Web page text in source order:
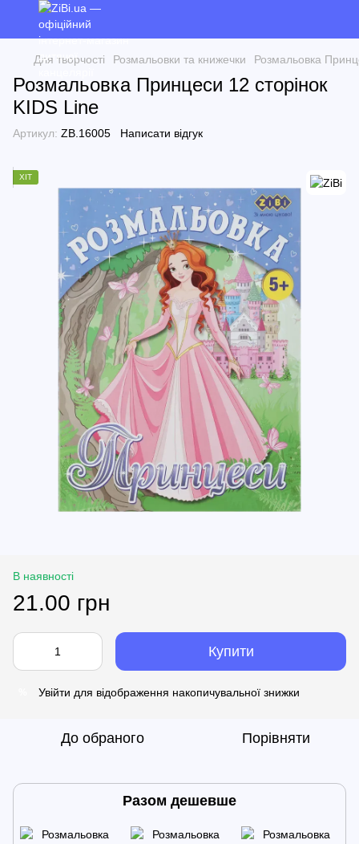
Для творчості Розмальовки та книжечки Розмальовка
Розмальовка Принцеси 12 сторінок
KIDS Line
Артикул: ZB.16005 Написати відгук
ХІТ
В наявності
21.00 грн
Купити
Увійти для відображення накопичувальної знижки
До обраного Порівняти
Разом дешевше